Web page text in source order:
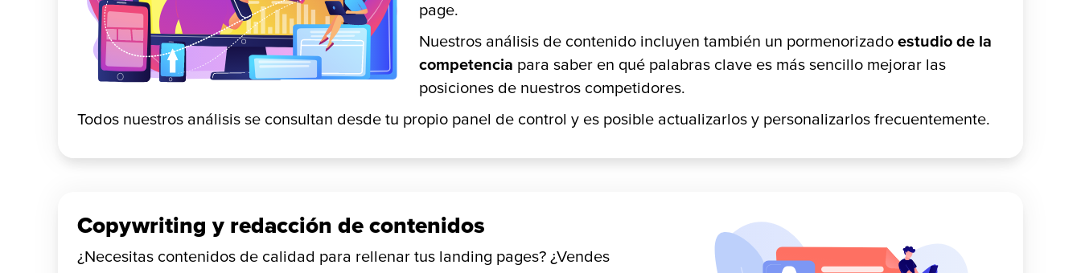
page.
Nuestros análisis de contenido incluyen también un pormenorizado estudio de la
competencia para saber en qué palabras clave es más sencillo mejorar las
posiciones de nuestros competidores.
Todos nuestros análisis se consultan desde tu propio panel de control y es posible actualizarlos y personalizarlos frecuentemente.
Copywriting y redacción de contenidos
¿Necesitas contenidos de calidad para rellenar tus landing pages? ¿Vendes